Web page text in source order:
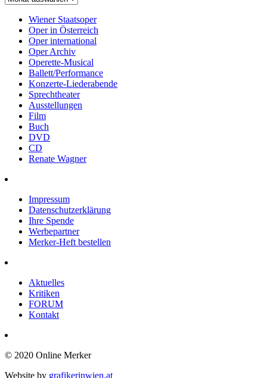
Wiener Staatsoper
Oper in Österreich
Oper international
Oper Archiv
Operette-Musical
Ballett/Performance
Konzerte-Liederabende
Sprechtheater
Ausstellungen
Film
Buch
DVD
CD
Renate Wagner
Impressum
Datenschutzerklärung
Ihre Spende
Werbepartner
Merker-Heft bestellen
Aktuelles
Kritiken
FORUM
Kontakt
© 2020 Online Merker
Website by grafikerinwien.at